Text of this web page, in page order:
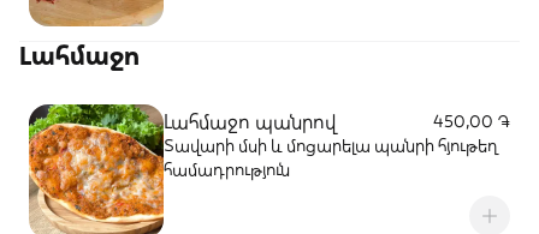
Լահմաջո
Լահմաջո պանրով
450,00 ֏
Տավարի մսի և մոցարելա պանրի հյութեղ
համադրություն